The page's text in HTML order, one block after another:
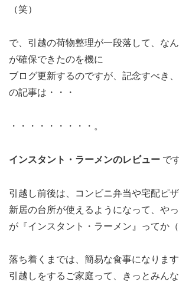
（笑）
で、引越の荷物整理が一段落して、な
が確保できたのを機に
ブログ更新するのですが、記念すべき
の記事は・・・
・・・・・・・・・。
インスタント・ラーメンのレビュー で
引越し前後は、コンビニ弁当や宅配ピ
新居の台所が使えるようになって、や
が『インスタント・ラーメン』ってか（
落ち着くまでは、簡易な食事になりま
引越しをするご家庭って、きっとみん